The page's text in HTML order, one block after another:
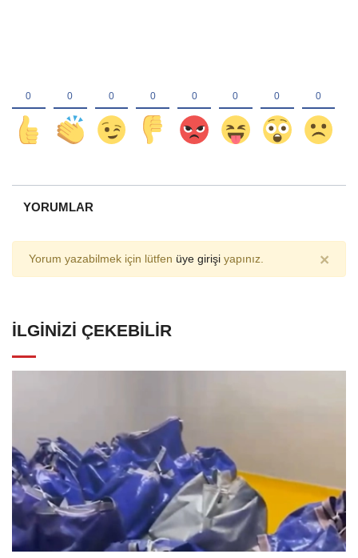
YORUMLAR
Yorum yazabilmek için lütfen üye girişi yapınız. ×
İLGINIZI ÇEKEBILIR